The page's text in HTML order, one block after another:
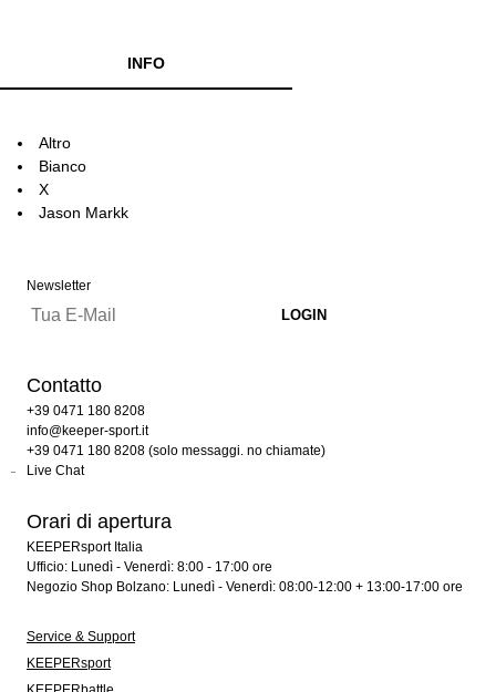
INFO
Altro
Bianco
X
Jason Markk
Newsletter
Contatto
+39 0471 180 8208
info@keeper-sport.it
+39 0471 180 8208 (solo messaggi. no chiamate)
Live Chat
Orari di apertura
KEEPERsport Italia
Ufficio: Lunedì - Venerdì: 8:00 - 17:00 ore
Negozio Shop Bolzano: Lunedì - Venerdì: 08:00-12:00 + 13:00-17:00 ore
Service & Support
KEEPERsport